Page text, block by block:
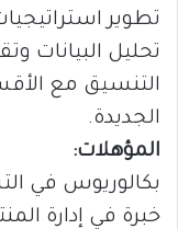
تطوير
تحليل البيانات
التنسيق مع
الجديدة.
المؤهلات:
بكالوريوس في
خبرة في إدارة